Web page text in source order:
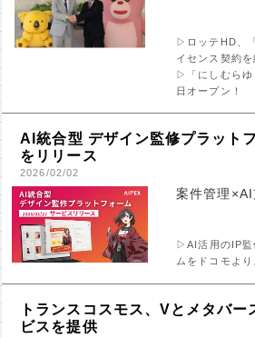
▷ロッテHD、
イセンス契約を
▷「にしむらゆ
日オープン！
AI統合型 デザイン監修プラット
をリリース
2026/02/02
案件管理
▷AI活用のIP監
ムをドコモより
トランスコスモス、Vとメタバ
ビスを提供